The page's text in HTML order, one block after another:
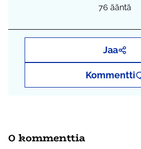
76 ääntä
Jaa
Kommentti
0 kommenttia